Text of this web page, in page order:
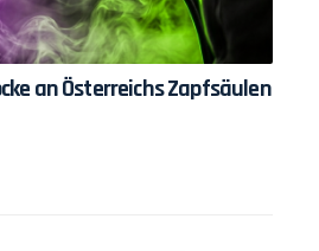
an Österreichs Zapfsäulen